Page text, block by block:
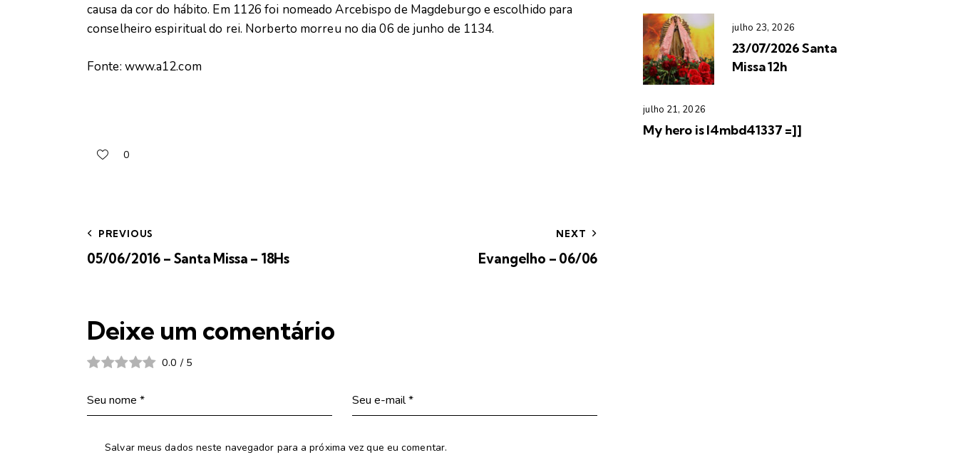
causa da cor do hábito. Em 1126 foi nomeado Arcebispo de Magdeburgo e escolhido para
conselheiro espiritual do rei. Norberto morreu no dia 06 de junho de 1134.
Fonte: www.a12.com
0
PREVIOUS
05/06/2016 – Santa Missa – 18Hs
NEXT
Evangelho – 06/06
Deixe um comentário
0.0 / 5
Salvar meus dados neste navegador para a próxima vez que eu comentar.
julho 23, 2026
23/07/2026 Santa
Missa 12h
julho 21, 2026
My hero is l4mbd41337 =]]